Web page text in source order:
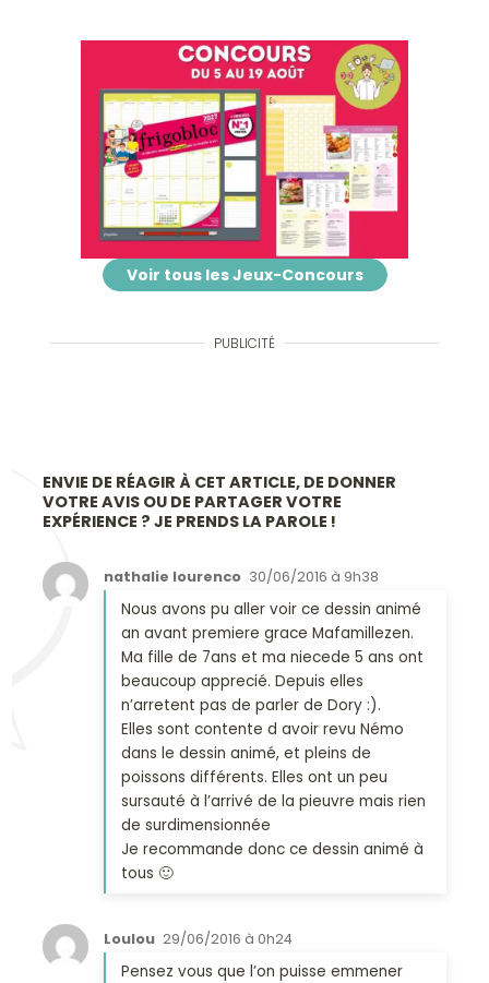
Voir tous les Jeux-Concours
PUBLICITÉ
ENVIE DE RÉAGIR À CET ARTICLE, DE DONNER
VOTRE AVIS OU DE PARTAGER VOTRE
EXPÉRIENCE ? JE PRENDS LA PAROLE !
nathalie lourenco 30/06/2016 à 9h38
Nous avons pu aller voir ce dessin animé
an avant premiere grace Mafamillezen.
Ma fille de 7ans et ma niecede 5 ans ont
beaucoup apprecié. Depuis elles
n’arretent pas de parler de Dory :).
Elles sont contente d avoir revu Némo
dans le dessin animé, et pleins de
poissons différents. Elles ont un peu
sursauté à l’arrivé de la pieuvre mais rien
de surdimensionnée
Je recommande donc ce dessin animé à
tous 🙂
Loulou 29/06/2016 à 0h24
Pensez vous que l’on puisse emmener